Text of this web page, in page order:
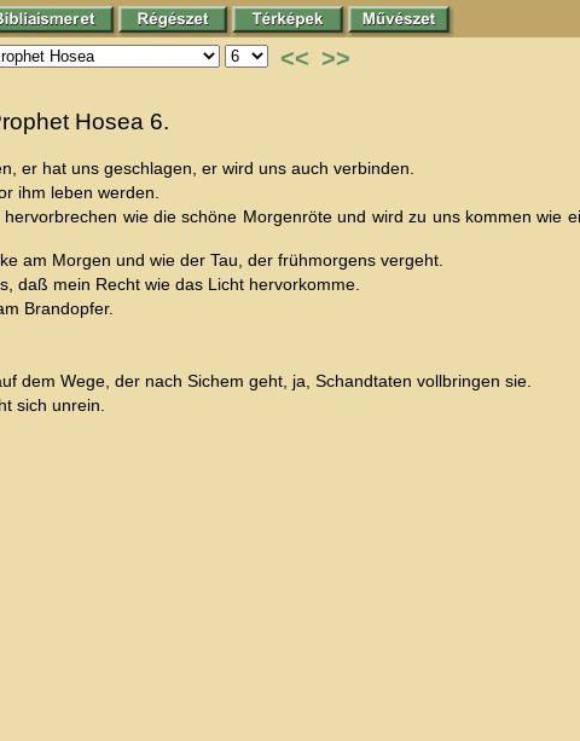
<< >>
Hosea 6.
er hat uns geschlagen, er wird uns auch verbinden.
ihm leben werden.
wie die schöne Morgenröte und wird zu uns kommen wie
am Morgen und wie der Tau, der frühmorgens vergeht.
daß mein Recht wie das Licht hervorkomme.
Brandopfer.
dem Wege, der nach Sichem geht, ja, Schandtaten vollbringen sie.
sich unrein.